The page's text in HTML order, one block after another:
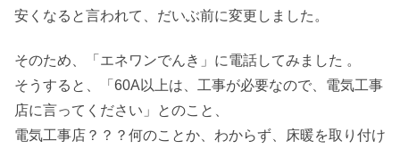
安くなると言われて、だいぶ前に変更しました。
そのため、「エネワンでんき」に電話してみました 。
そうすると、「60A以上は、工事が必要なので、電気工事
店に言ってください」とのこと、
電気工事店？？？何のことか、わからず、床暖を取り付け